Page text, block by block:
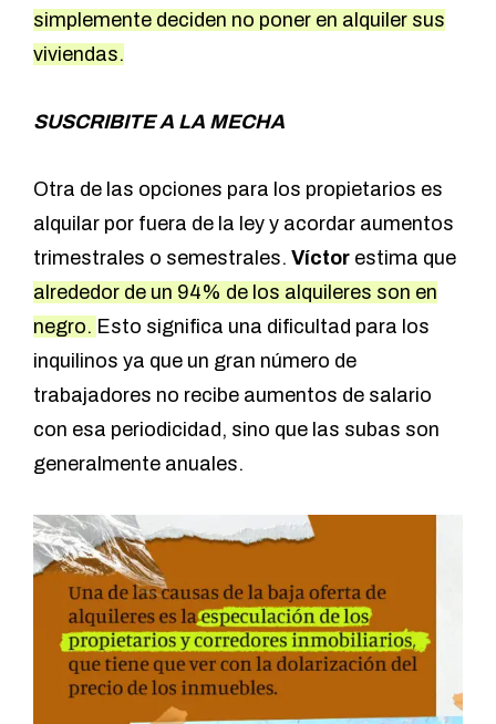
simplemente deciden no poner en alquiler sus
viviendas.
SUSCRIBITE A LA MECHA
Otra de las opciones para los propietarios es
alquilar por fuera de la ley y acordar aumentos
trimestrales o semestrales. Víctor estima que
alrededor de un 94% de los alquileres son en
negro. Esto significa una dificultad para los
inquilinos ya que un gran número de
trabajadores no recibe aumentos de salario
con esa periodicidad, sino que las subas son
generalmente anuales.